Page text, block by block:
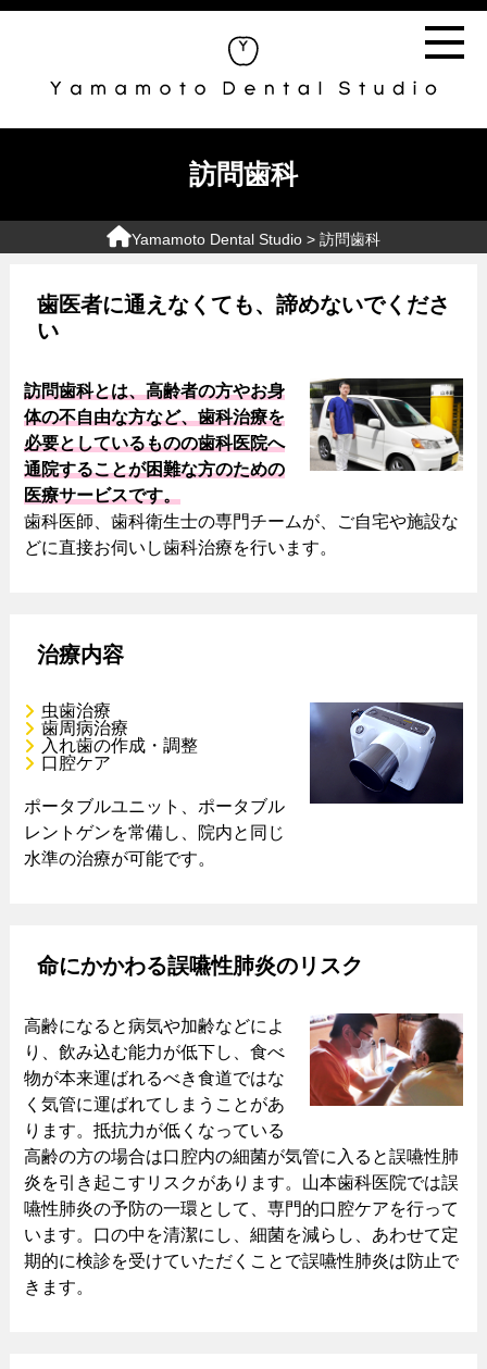
訪問歯科
Yamamoto Dental Studio > 訪問歯科
歯医者に通えなくても、諦めないでくださ
い
訪問歯科とは、高齢者の方やお身
体の不自由な方など、歯科治療を
必要としているものの歯科医院へ
通院することが困難な方のための
医療サービスです。
歯科医師、歯科衛生士の専門チームが、ご自宅や施設な
どに直接お伺いし歯科治療を行います。
治療内容
虫歯治療
歯周病治療
入れ歯の作成・調整
口腔ケア
ポータブルユニット、ポータブル
レントゲンを常備し、院内と同じ
水準の治療が可能です。
命にかかわる誤嚥性肺炎のリスク
高齢になると病気や加齢などによ
り、飲み込む能力が低下し、食べ
物が本来運ばれるべき食道ではな
く気管に運ばれてしまうことがあ
ります。抵抗力が低くなっている
高齢の方の場合は口腔内の細菌が気管に入ると誤嚥性肺
炎を引き起こすリスクがあります。山本歯科医院では誤
嚥性肺炎の予防の一環として、専門的口腔ケアを行って
います。口の中を清潔にし、細菌を減らし、あわせて定
期的に検診を受けていただくことで誤嚥性肺炎は防止で
きます。